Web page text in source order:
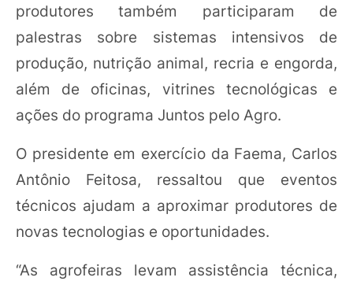
produtores também participaram de
palestras sobre sistemas intensivos de
produção, nutrição animal, recria e engorda,
além de oficinas, vitrines tecnológicas e
ações do programa Juntos pelo Agro.
O presidente em exercício da Faema, Carlos
Antônio Feitosa, ressaltou que eventos
técnicos ajudam a aproximar produtores de
novas tecnologias e oportunidades.
“As agrofeiras levam assistência técnica,